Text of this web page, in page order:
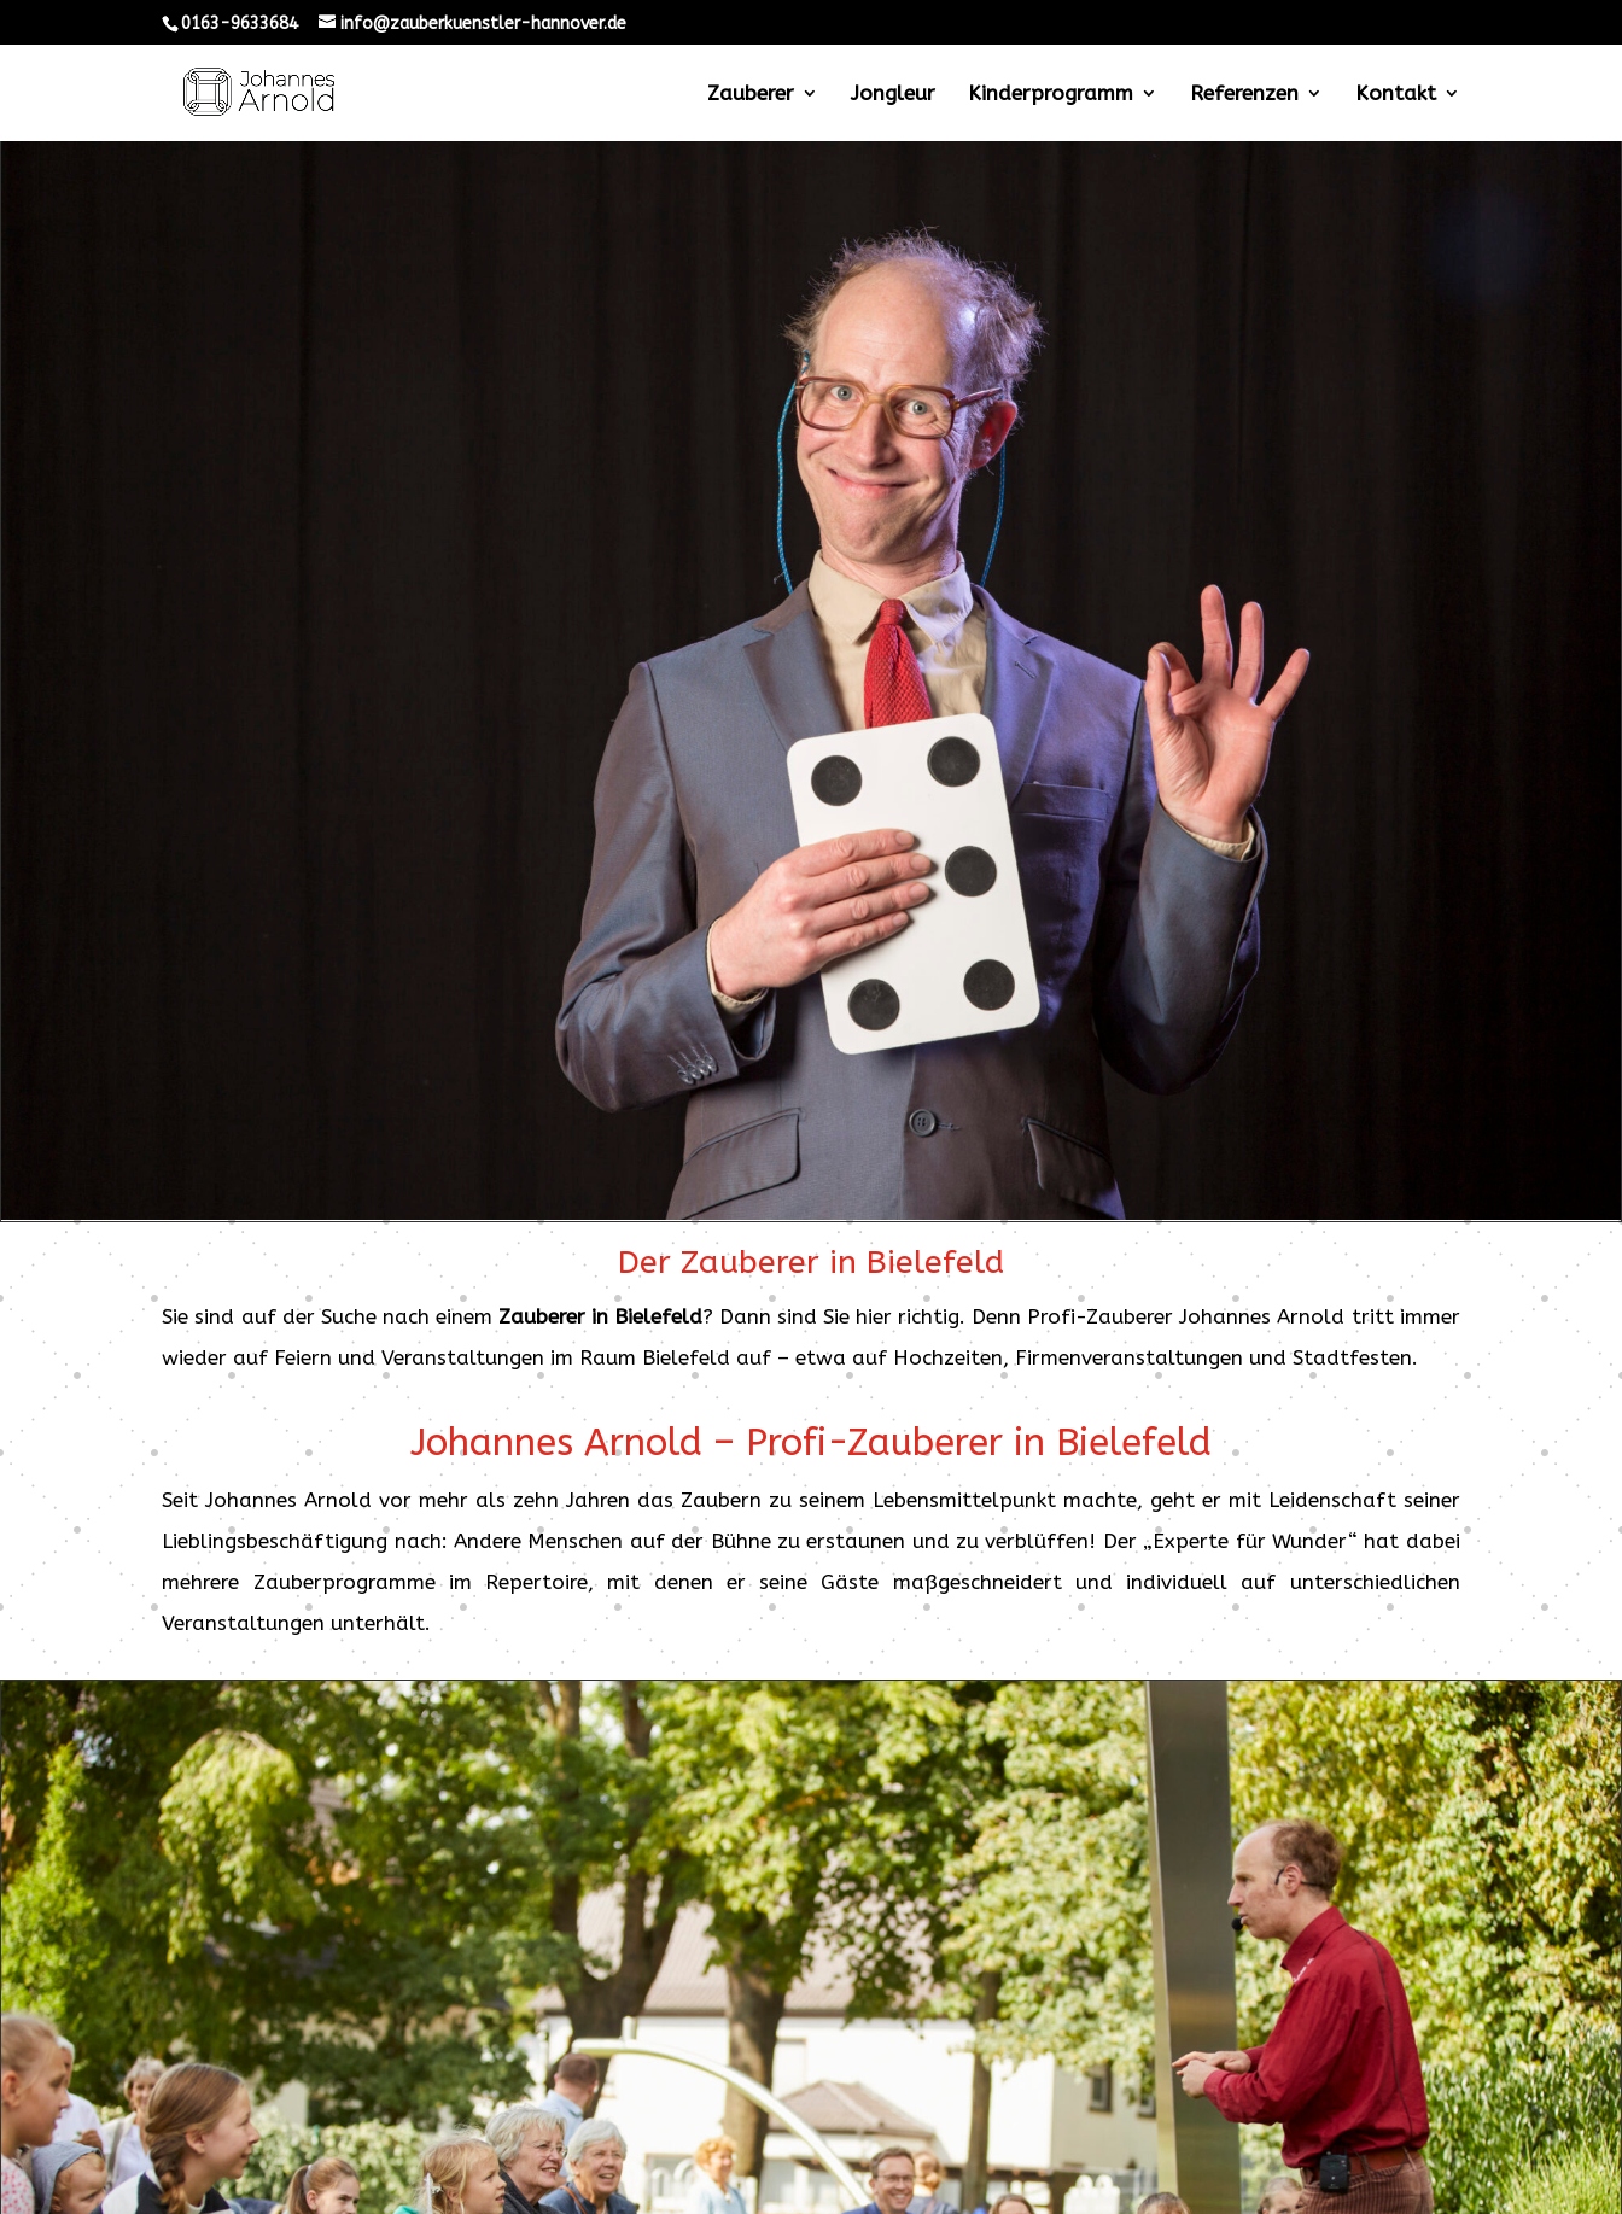
0163-9633684 info@zauberkuenstler-hannover.de
Zauberer Jongleur Kinderprogramm Referenzen Kontakt
Der Zauberer in Bielefeld
Sie sind auf der Suche nach einem Zauberer in Bielefeld? Dann sind Sie hier richtig. Denn Profi-Zauberer Johannes Arnold tritt immer
wieder auf Feiern und Veranstaltungen im Raum Bielefeld auf – etwa auf Hochzeiten, Firmenveranstaltungen und Stadtfesten.
Johannes Arnold – Profi-Zauberer in Bielefeld
Seit Johannes Arnold vor mehr als zehn Jahren das Zaubern zu seinem Lebensmittelpunkt machte, geht er mit Leidenschaft seiner
Lieblingsbeschäftigung nach: Andere Menschen auf der Bühne zu erstaunen und zu verblüffen! Der „Experte für Wunder“ hat dabei
mehrere Zauberprogramme im Repertoire, mit denen er seine Gäste maßgeschneidert und individuell auf unterschiedlichen
Veranstaltungen unterhält.